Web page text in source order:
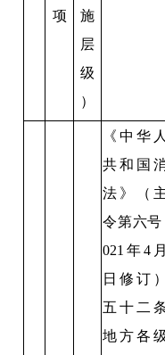
项
施
层
级
）
《中华
共和国
法》（
令第六号
021年4
日修订
五十二
地方各